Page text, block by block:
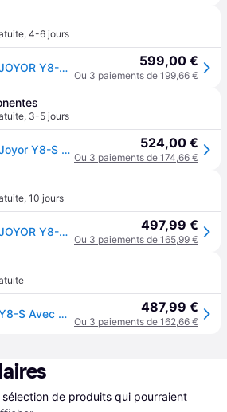
, 4-6 jours
Trottinette Électrique JOYOR Y8-S Avec Certificat ABE - 500W Moteur Batterie 48V26AH Autonomie 85KM Freins à Disque - Noir 599,00 €
Ou 3 paiements de 199,66 €
, 3-5 jours
Trottinette électrique Joyor Y8-S 500W Autonomie 70km Pneus 10 pouces Noir 524,00 €
Ou 3 paiements de 174,66 €
, 10 jours
Trottinette Électrique JOYOR Y8-S Avec Certificat ABE - 500W Moteur Batterie 48V26AH Autonomie 85KM Freins à Disque - Noir - Neuf 497,99 €
Ou 3 paiements de 165,99 €
Trottinette Electrique Y8-S Avec Certificat ABE - 500W Moteur Batterie 48V26AH Autonomie 85KM Freins à Disque - Noir 487,99 €
Ou 3 paiements de 162,66 €
de produits qui pourraient